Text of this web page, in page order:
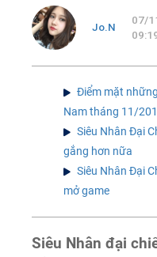
Jo.N
07/
Điểm mặt
Nam tháng 11/
Siêu Nhân Đại
gắng hơn nữa
Siêu Nhân Đại
mở game
Siêu Nhân đại